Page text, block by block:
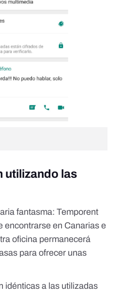
utilizando las
fantasma:Temporent
encontrarse en Canariase
oficina permanecerá
para ofrecer unas
idénticas a las utilizadas